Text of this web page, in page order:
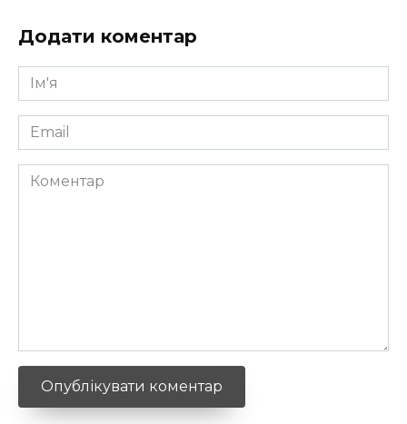
Додати коментар
Ім'я
*
Email
*
Коментар